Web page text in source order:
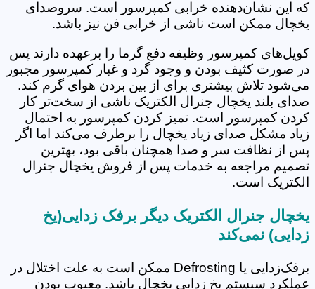
که این نشان‌دهنده خرابی کمپرسور است. سروصدای
یخچال ممکن است ناشی از خرابی فن نیز باشد.
کویل‌های کمپرسور وظیفه دفع گرما را برعهده دارند پس
در صورت کثیف بودن و وجود گرد و غبار کمپرسور مجبور
می‌شود تلاش بیشتری برای از بین بردن هوای گرم کند.
صدای بلند یخچال جنرال الکتریک ناشی از سخت‌تر کار
کردن کمپرسور است. تمیز کردن کمپرسور به احتمال
زیاد مشکل صدای زیاد یخچال را برطرف می‌کند اما اگر
پس از نظافت سر و صدا همچنان باقی بود، بهترین
تصمیم مراجعه به خدمات پس از فروش یخچال جنرال
الکتریک است.
یخچال جنرال الکتریک دیگر برفک زدایی(یخ
زدایی) نمی‌کند
برفک‌زدایی یا Defrosting ممکن است به علت اختلال در
عملکرد سیستم یخ زدایی یخچال باشد. معیوب بودن